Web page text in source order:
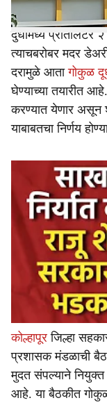
अशातच बुधवारी
दुधामध्ये प्रतिलिटर
त्याचबरोबर मदर
दरामुळे आतागोकुळ
घेण्याच्या तयारीत
करण्यात येणार असून
याबाबतचा निर्णय
कोल्हापूर जिल्हा
प्रशासक मंडळाची
मुदत संपल्याने
आहे. या बैठकीत गोकुळ